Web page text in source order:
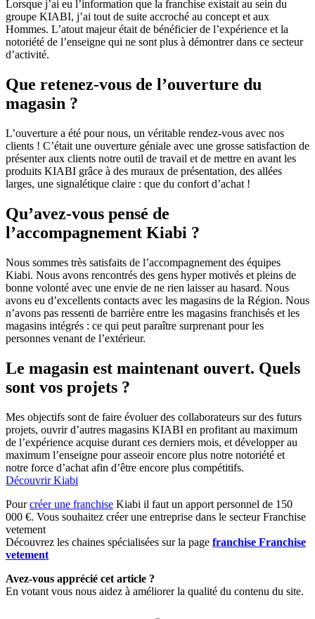
Lorsque j’ai eu l’information que la franchise existait au sein du
groupe KIABI, j’ai tout de suite accroché au concept et aux
Hommes. L’atout majeur était de bénéficier de l’expérience et la
notoriété de l’enseigne qui ne sont plus à démontrer dans ce secteur
d’activité.
Que retenez-vous de l’ouverture du
magasin ?
L’ouverture a été pour nous, un véritable rendez-vous avec nos
clients ! C’était une ouverture géniale avec une grosse satisfaction de
présenter aux clients notre outil de travail et de mettre en avant les
produits KIABI grâce à des muraux de présentation, des allées
larges, une signalétique claire : que du confort d’achat !
Qu’avez-vous pensé de
l’accompagnement Kiabi ?
Nous sommes très satisfaits de l’accompagnement des équipes
Kiabi. Nous avons rencontrés des gens hyper motivés et pleins de
bonne volonté avec une envie de ne rien laisser au hasard. Nous
avons eu d’excellents contacts avec les magasins de la Région. Nous
n’avons pas ressenti de barrière entre les magasins franchisés et les
magasins intégrés : ce qui peut paraître surprenant pour les
personnes venant de l’extérieur.
Le magasin est maintenant ouvert. Quels
sont vos projets ?
Mes objectifs sont de faire évoluer des collaborateurs sur des futurs
projets, ouvrir d’autres magasins KIABI en profitant au maximum
de l’expérience acquise durant ces derniers mois, et développer au
maximum l’enseigne pour asseoir encore plus notre notoriété et
notre force d’achat afin d’être encore plus compétitifs.
Découvrir Kiabi
Pourcréer une franchise Kiabi il faut un apport personnel de 150
000 €. Vous souhaitez créer une entreprise dans le secteur Franchise
vetement
Découvrez les chaines spécialisées sur la page franchise Franchise
vetement
Avez-vous apprécié cet article ?
En votant vous nous aidez à améliorer la qualité du contenu du site.